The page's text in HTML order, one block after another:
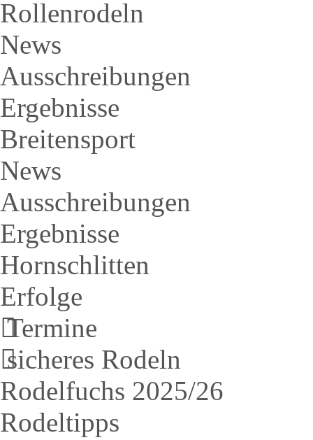
Rollenrodeln
News
Ausschreibungen
Ergebnisse
Breitensport
News
Ausschreibungen
Ergebnisse
Hornschlitten
Erfolge
Termine
sicheres Rodeln
Rodelfuchs 2025/26
Rodeltipps